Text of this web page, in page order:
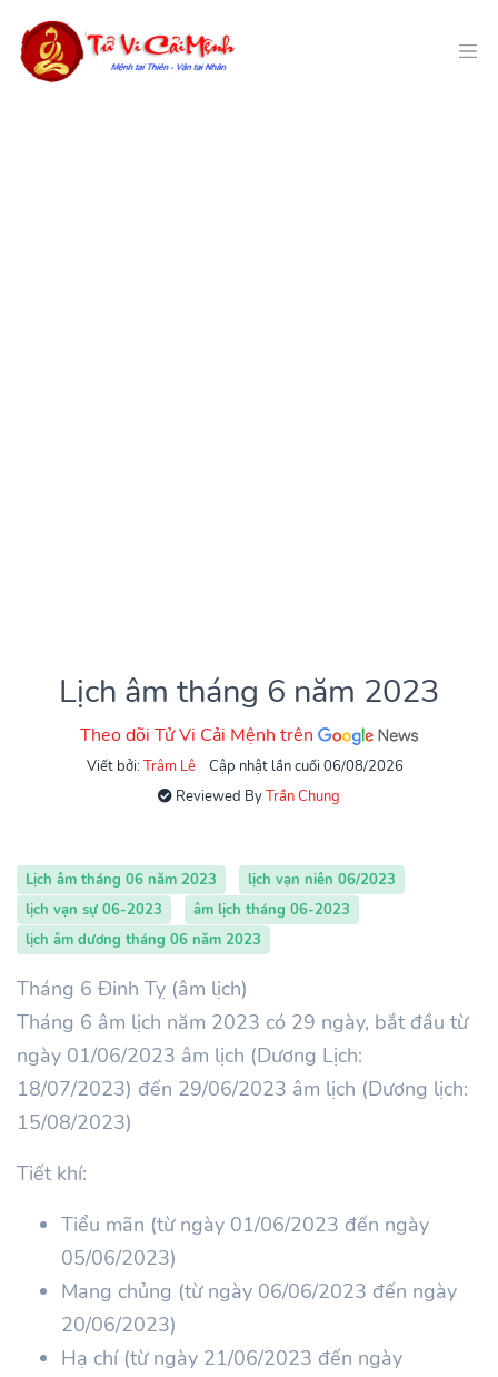
Lịch âm tháng 6 năm 2023
Theo dõi Tử Vi Cải Mệnh trên
Viết bởi: Trâm Lê
Cập nhật lần cuối 06/08/2026
Reviewed ByTrần Chung
Lịch âm tháng 06 năm 2023
lịch vạn niên 06/2023
lịch vạn sự 06-2023
âm lịch tháng 06-2023
lịch âm dương tháng 06 năm 2023
Tháng 6 Đinh Tỵ (âm lịch)
Tháng 6 âm lịch năm 2023 có 29 ngày, bắt đầu từ
ngày 01/06/2023 âm lịch (Dương Lịch:
18/07/2023) đến 29/06/2023 âm lịch (Dương lịch:
15/08/2023)
Tiết khí:
Tiểu mãn (từ ngày 01/06/2023 đến ngày
05/06/2023)
Mang chủng (từ ngày 06/06/2023 đến ngày
20/06/2023)
Hạ chí (từ ngày 21/06/2023 đến ngày